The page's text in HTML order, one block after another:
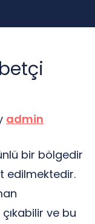
admin
bir bölgedir
edilmektedir.
ve bu